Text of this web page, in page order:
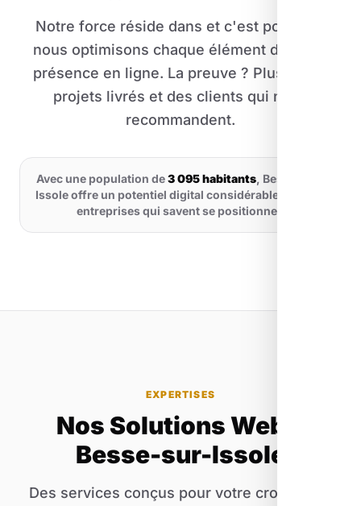
Notre force réside dans et c'est pourquoi
nous optimisons chaque élément de votre
présence en ligne. La preuve ? Plus de 30
projets livrés et des clients qui nous
recommandent.
Avec une population de3 095 habitants, Besse-sur-
Issole offre un potentiel digital considérable pour les
entreprises qui savent se positionner.
EXPERTISES
Nos Solutions Web à
Besse-sur-Issole
Des services conçus pour votre croissance